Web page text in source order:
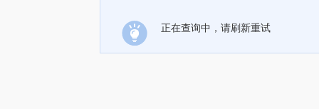
正在查询中，请刷新重试